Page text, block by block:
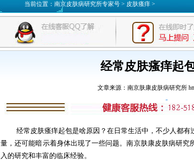
当前位置： 南京皮肤病研究所专家号 > 皮肤瘙痒 >
经常皮肤瘙痒起
文章来源：南京肤康皮肤病研究所
经常皮肤瘙痒起包是啥原因？在日常生活中，不少人都有
量，还可能暗示着身体出现了一些问题。南京肤康皮肤病研
入的研究和丰富的临床经验。